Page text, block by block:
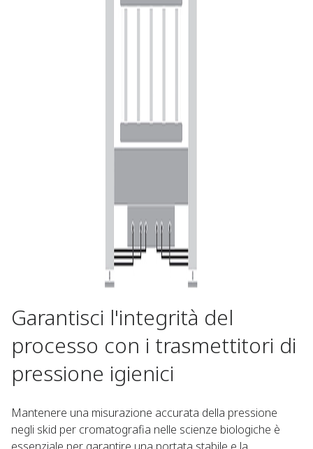
Garantisci l'integrità del
processo con i trasmettitori di
pressione igienici
Mantenere una misurazione accurata della pressione
negli skid per cromatografia nelle scienze biologiche è